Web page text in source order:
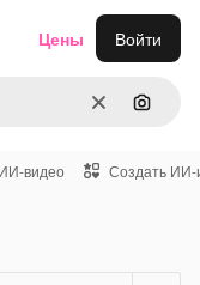
ОчиститьПоиск
Цены Войти
видео Создать ИИ-